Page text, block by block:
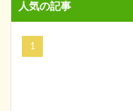
人気の記事